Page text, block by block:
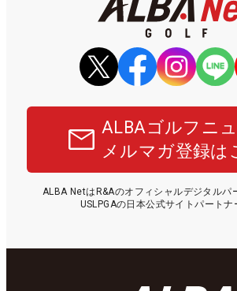
ALBAゴルフニ
メルマガ登録は
ALBA NetはR&Aのオフィシャルデジタルパ
USLPGAの日本公式サイトパートナ